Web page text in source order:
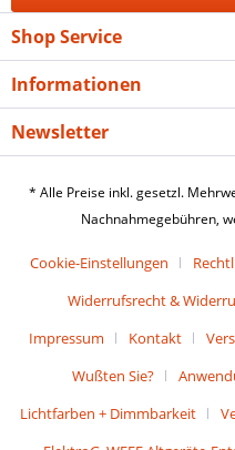
Shop Service
Informationen
Newsletter
* Alle Preise inkl. gesetzl.
Nachnahmegebühren,
Cookie-Einstellungen
Widerrufsrecht &
Impressum
Kontakt
Wußten Sie?
Lichtfarben + Dimmbarkeit